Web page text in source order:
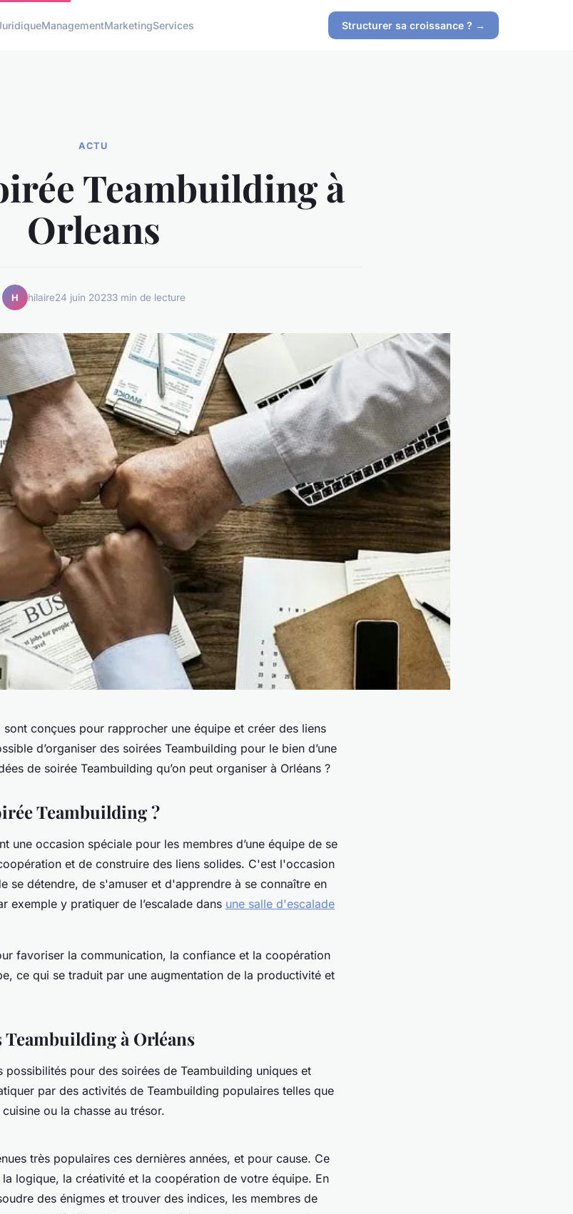
ManagementMarketingServices Structurer sa croissance ? →
ACTU
Teambuilding à
Orleans
H hilaire24 juin 20233 min de lecture
conçues pour rapprocher une équipe et créer des liens
d’organiser des soirées Teambuilding pour le bien d’une
de soirée Teambuilding qu’on peut organiser à Orléans ?
Teambuilding ?
une occasion spéciale pour les membres d’une équipe de se
et de construire des liens solides. C'est l'occasion
se détendre, de s'amuser et d'apprendre à se connaître en
exemple y pratiquer de l’escalade dans une salle d'escalade
favoriser la communication, la confiance et la coopération
ce qui se traduit par une augmentation de la productivité et
Teambuilding à Orléans
possibilités pour des soirées de Teambuilding uniques et
par des activités de Teambuilding populaires telles que
ou la chasse au trésor.
très populaires ces dernières années, et pour cause. Ce
logique, la créativité et la coopération de votre équipe. En
des énigmes et trouver des indices, les membres de